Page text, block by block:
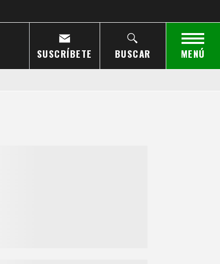
SUSCRÍBETE BUSCAR MENÚ